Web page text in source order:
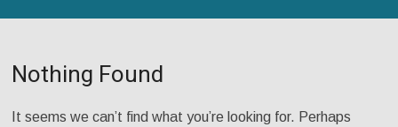
Nothing Found
It seems we can’t find what you’re looking for. Perhaps